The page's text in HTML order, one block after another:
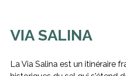
VIA SALINA
La Via Salina est un itinéraire